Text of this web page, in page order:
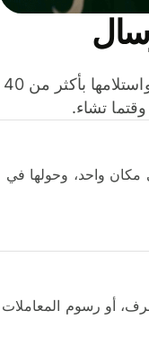
وفّر المال عند إرسال الأموال وإنفاقها واستلامها بأكثر من 40
تشاء.
واحد، وحولها في
أو رسوم المعاملات